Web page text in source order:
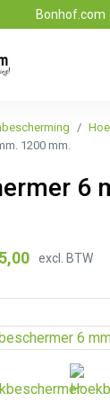
Bonhof.com
1200 mm.
6
excl. BTW